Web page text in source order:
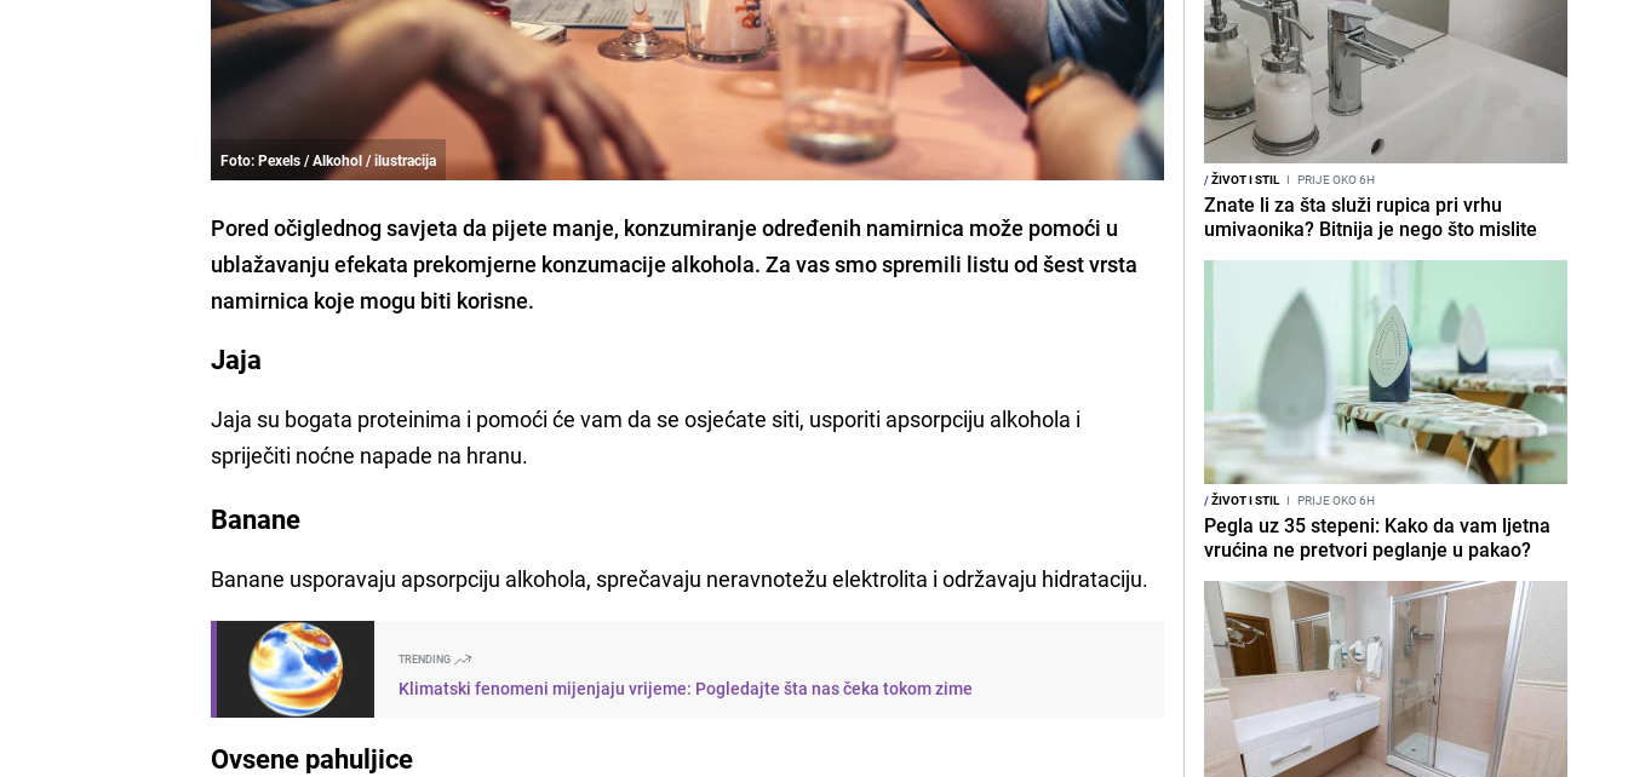
Foto: Pexels / Alkohol / ilustracija
Pored očiglednog savjeta da pijete manje, konzumiranje određenih namirnica može pomoći u
ublažavanju efekata prekomjerne konzumacije alkohola. Za vas smo spremili listu od šest vrsta
namirnica koje mogu biti korisne.
Jaja
Jaja su bogata proteinima i pomoći će vam da se osjećate siti, usporiti apsorpciju alkohola i
spriječiti noćne napade na hranu.
Banane
Banane usporavaju apsorpciju alkohola, sprečavaju neravnotežu elektrolita i održavaju hidrataciju.
TRENDING
Klimatski fenomeni mijenjaju vrijeme: Pogledajte šta nas čeka tokom zime
Ovsene pahuljice
/ŽIVOT I STIL I PRIJE OKO 6H
Znate li za šta služi rupica pri vrhu
umivaonika? Bitnija je nego što mislite
/ŽIVOT I STIL I PRIJE OKO 6H
Pegla uz 35 stepeni: Kako da vam ljetna
vrućina ne pretvori peglanje u pakao?